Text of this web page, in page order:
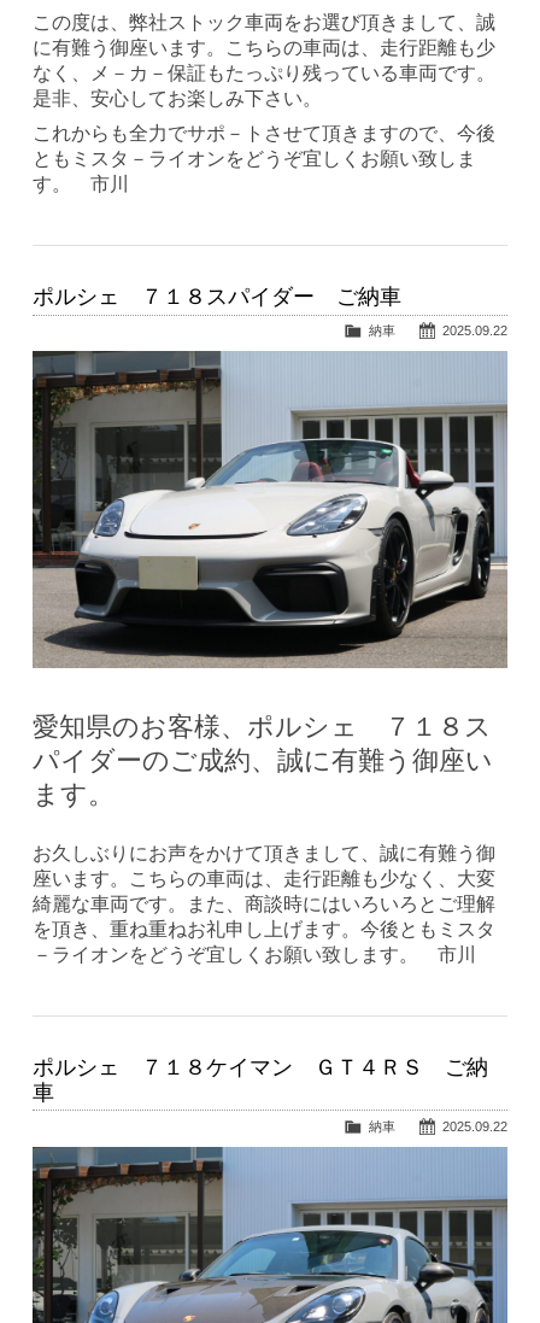
この度は、弊社ストック車両をお選び頂きまして、誠
に有難う御座います。こちらの車両は、走行距離も少
なく、メ－カ－保証もたっぷり残っている車両です。
是非、安心してお楽しみ下さい。
これからも全力でサポ－トさせて頂きますので、今後
ともミスタ－ライオンをどうぞ宜しくお願い致しま
す。 市川
ポルシェ ７１８スパイダー ご納車
2025.09.22
納車
愛知県のお客様、ポルシェ ７１８ス
パイダーのご成約、誠に有難う御座い
ます。
お久しぶりにお声をかけて頂きまして、誠に有難う御
座います。こちらの車両は、走行距離も少なく、大変
綺麗な車両です。また、商談時にはいろいろとご理解
を頂き、重ね重ねお礼申し上げます。今後ともミスタ
－ライオンをどうぞ宜しくお願い致します。 市川
ポルシェ ７１８ケイマン ＧＴ４ＲＳ ご納
車
2025.09.22
納車